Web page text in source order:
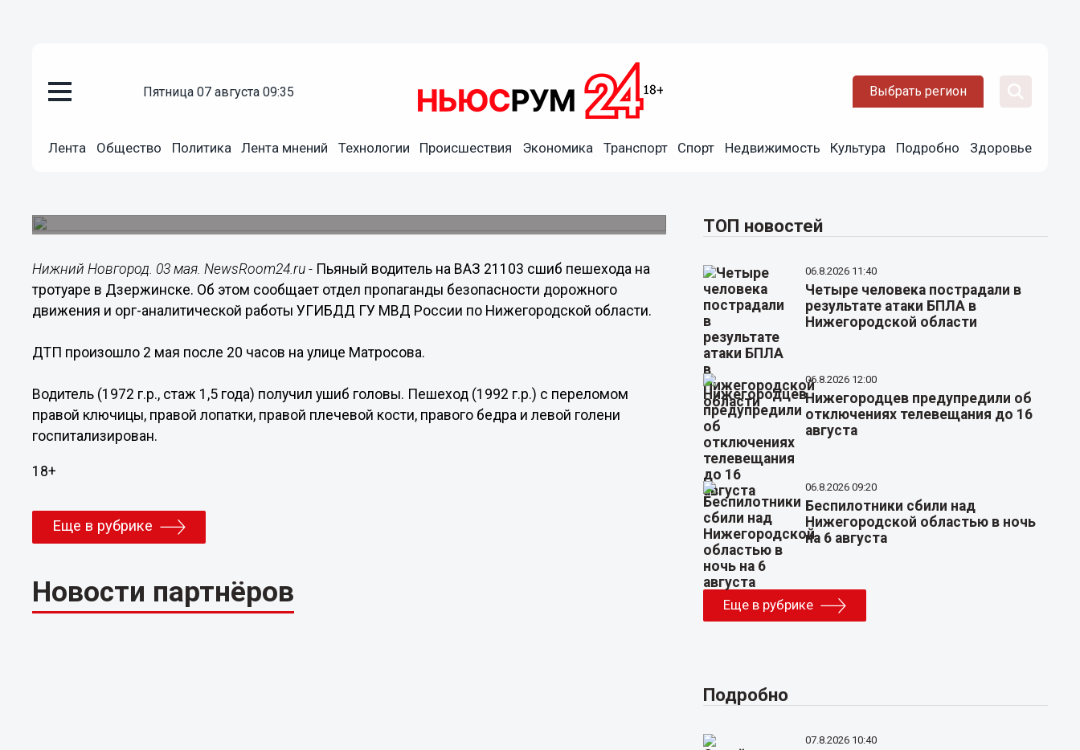
пятница 07 августа 09:35 Выбрать регион
Лента Общество Политика Лента мнений Технологии Происшествия Экономика Транспорт Спорт Недвижимость Культура Подробно Здоровье
Пьяный водитель сшиб пешехода на тротуаре в
Нижний Новгород. 03 мая. NewsRoom24.ru - Пьяный водитель на ВАЗ 21103 сшиб пешехода на
тротуаре в Дзержинске. Об этом сообщает отдел пропаганды безопасности дорожного
движения и орг-аналитической работы УГИБДД ГУ МВД России по Нижегородской области.
ДТП произошло 2 мая после 20 часов на улице Матросова.
Водитель (1972 г.р., стаж 1,5 года) получил ушиб головы. Пешеход (1992 г.р.) с переломом
правой ключицы, правой лопатки, правой плечевой кости, правого бедра и левой голени
госпитализирован.
18+
Еще в рубрике
Новости партнёров
ТОП новостей
06.8.2026 11:40
Четыре человека пострадали в
результате атаки БПЛА в
Нижегородской области
06.8.2026 12:00
Нижегородцев предупредили об
отключениях телевещания до 16
августа
06.8.2026 09:20
Беспилотники сбили над
Нижегородской областью в ночь
на 6 августа
Еще в рубрике
Подробно
07.8.2026 10:40